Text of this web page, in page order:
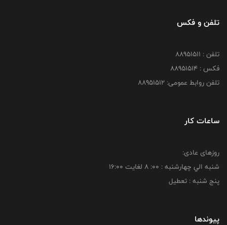
تلفن و فکس
تلفن : 88951511
فکس : 88951514
تلفن روابط عمومی: 88951512
ساعات کار
روزهای عادی:
شنبه الي چهارشنبه : 00: 8 لغايت 16:00
پنج شنبه : تعطیل
پیوندها